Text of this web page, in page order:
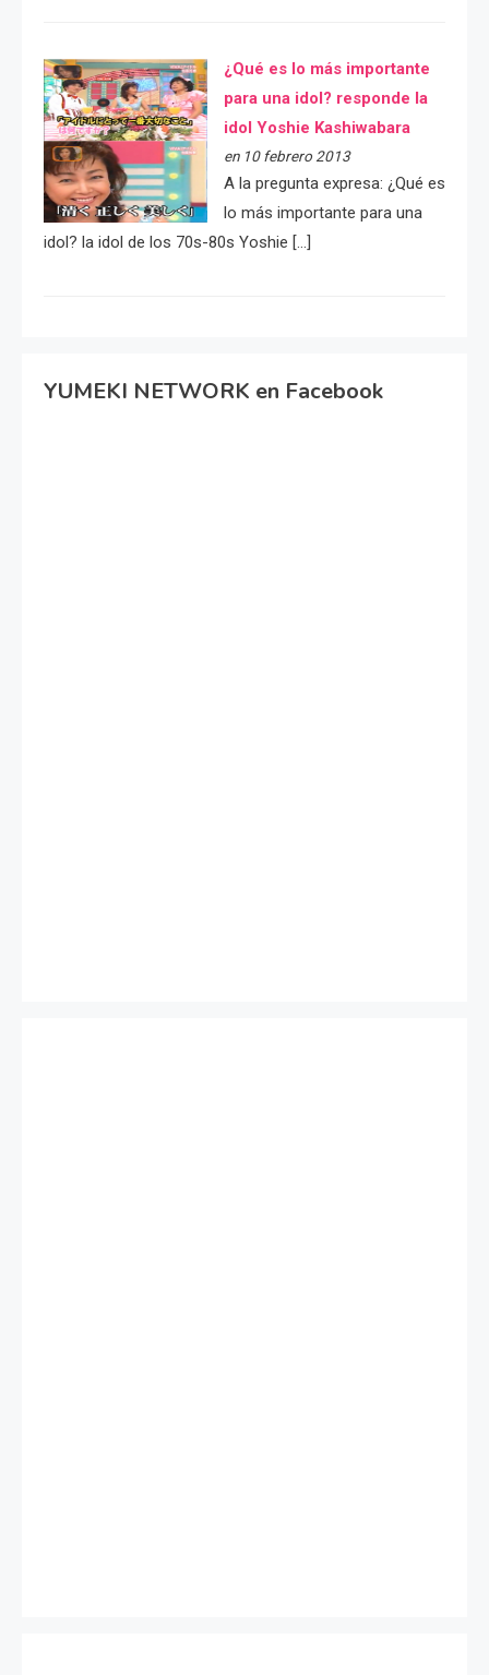
¿Qué es lo más importante
para una idol? responde la
idol Yoshie Kashiwabara
en 10 febrero 2013
A la pregunta expresa: ¿Qué es
lo más importante para una
idol? la idol de los 70s-80s Yoshie […]
YUMEKI NETWORK en Facebook